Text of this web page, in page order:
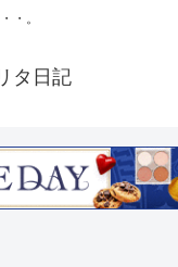
・。
タ日記